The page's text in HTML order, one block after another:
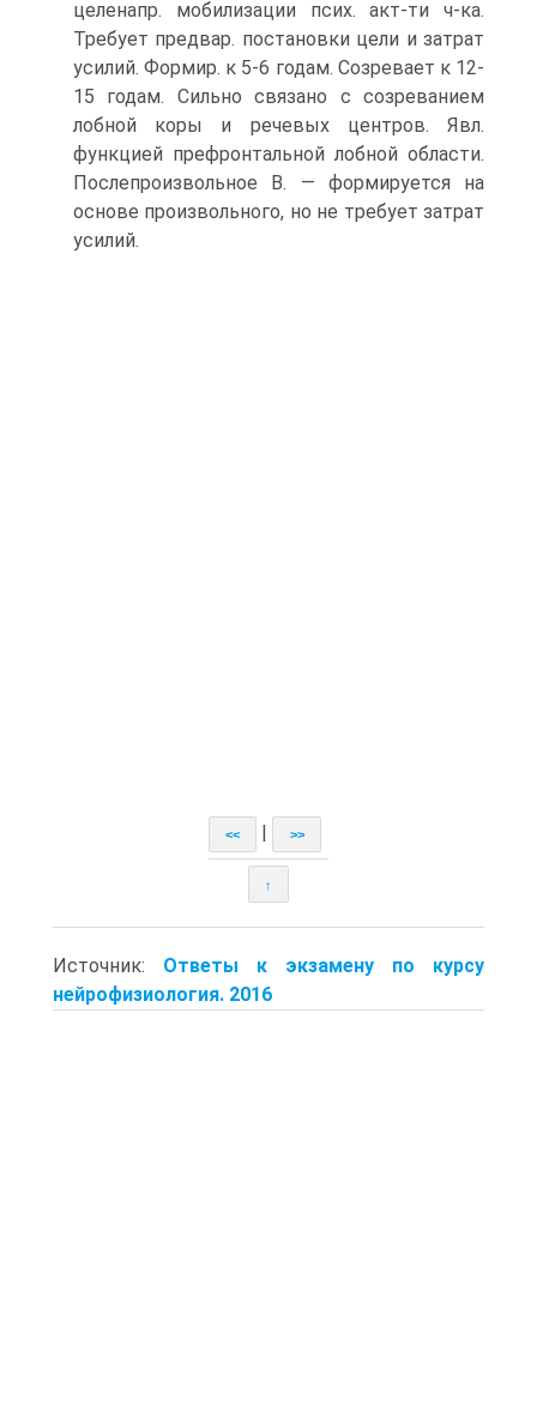
целенапр. мобилизации псих. акт-ти ч-ка.
Требует предвар. постановки цели и затрат
усилий. Формир. к 5-6 годам. Созревает к 12-
15 годам. Сильно связано с созреванием
лобной коры и речевых центров. Явл.
функцией префронтальной лобной области.
Послепроизвольное В. — формируется на
основе произвольного, но не требует затрат
усилий.
<< >>
↑
Источник: Ответы к экзамену по курсу
нейрофизиология. 2016